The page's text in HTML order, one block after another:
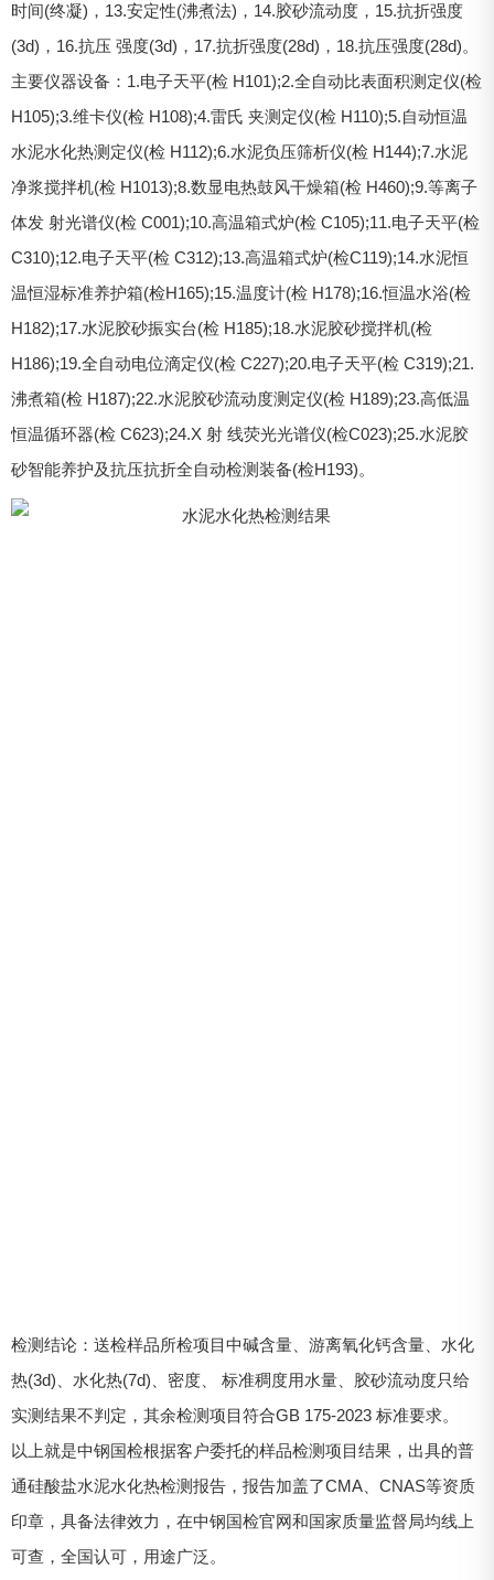
时间(终凝)，13.安定性(沸煮法)，14.胶砂流动度，15.抗折强度
(3d)，16.抗压 强度(3d)，17.抗折强度(28d)，18.抗压强度(28d)。
主要仪器设备：1.电子天平(检 H101);2.全自动比表面积测定仪(检
H105);3.维卡仪(检 H108);4.雷氏 夹测定仪(检 H110);5.自动恒温
水泥水化热测定仪(检 H112);6.水泥负压筛析仪(检 H144);7.水泥
净浆搅拌机(检 H1013);8.数显电热鼓风干燥箱(检 H460);9.等离子
体发 射光谱仪(检 C001);10.高温箱式炉(检 C105);11.电子天平(检
C310);12.电子天平(检 C312);13.高温箱式炉(检C119);14.水泥恒
温恒湿标准养护箱(检H165);15.温度计(检 H178);16.恒温水浴(检
H182);17.水泥胶砂振实台(检 H185);18.水泥胶砂搅拌机(检
H186);19.全自动电位滴定仪(检 C227);20.电子天平(检 C319);21.
沸煮箱(检 H187);22.水泥胶砂流动度测定仪(检 H189);23.高低温
恒温循环器(检 C623);24.X 射 线荧光光谱仪(检C023);25.水泥胶
砂智能养护及抗压抗折全自动检测装备(检H193)。
检测结论：送检样品所检项目中碱含量、游离氧化钙含量、水化
热(3d)、水化热(7d)、密度、 标准稠度用水量、胶砂流动度只给
实测结果不判定，其余检测项目符合GB 175-2023 标准要求。
以上就是中钢国检根据客户委托的样品检测项目结果，出具的普
通硅酸盐水泥水化热检测报告，报告加盖了CMA、CNAS等资质
印章，具备法律效力，在中钢国检官网和国家质量监督局均线上
可查，全国认可，用途广泛。